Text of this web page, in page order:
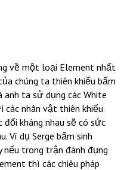
về một loại Element nhất
chúng ta thiên khiếu bẩm
anh ta sử dụng các White
các nhân vật thiên khiếu
đối kháng nhau sẽ có sức
Ví dụ Serge bẩm sinh
trong trận đánh đụng
thì các chiêu pháp